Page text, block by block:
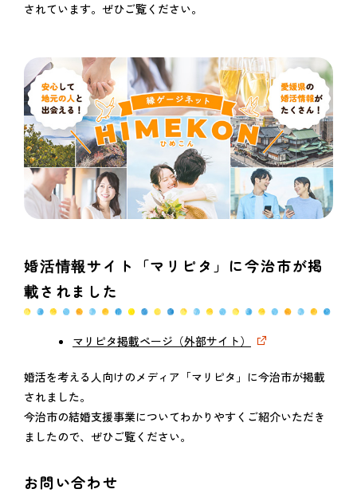
されています。ぜひご覧ください。
婚活情報サイト「マリピタ」に今治市が掲
載されました
マリピタ掲載ページ（外部サイト）
婚活を考える人向けのメディア「マリピタ」に今治市が掲載
されました。
今治市の結婚支援事業についてわかりやすくご紹介いただき
ましたので、ぜひご覧ください。
お問い合わせ